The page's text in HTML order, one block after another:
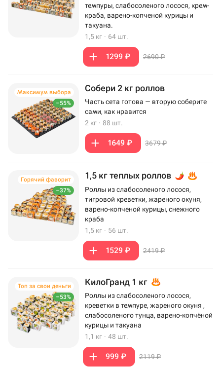
темпуры, слабосоленого лосося, крем-
краба, варено-копченой курицы и
такуана.
1,5 кг · 64 шт.
1299 ₽ 2690 ₽
–55%
Максимум выбора Собери 2 кг роллов
Часть сета готова — вторую соберите
сами, как нравится
2 кг · 88 шт.
1649 ₽ 3679 ₽
–37%
Горячий фаворит 1,5 кг теплых роллов
Роллы из слабосоленого лосося,
тигровой креветки, жареного окуня,
варено-копченой курицы, снежного
краба
1,5 кг · 56 шт.
1529 ₽ 2419 ₽
–53%
Топ за свои деньги КилоГранд 1 кг
Роллы из слабосоленого лосося,
креветки в темпуре, жареного окуня ,
слабосоленого тунца, варено-копчёной
курицы и такуана
1,1 кг · 48 шт.
999 ₽ 2119 ₽